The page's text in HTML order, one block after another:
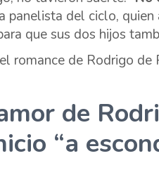
panelista del ciclo,
que sus dos hijos
de
“a